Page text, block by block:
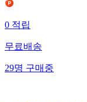
0적립
무료배송
29명구매중